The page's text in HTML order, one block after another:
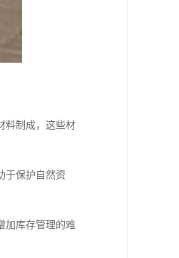
料制成，这些材
于保护自然资
加库存管理的难